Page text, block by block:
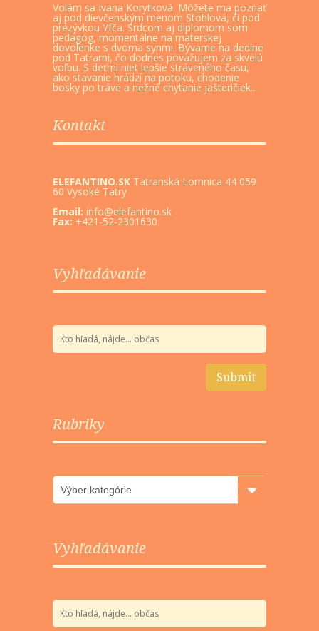
Volám sa Ivana Korytková. Môžete ma poznať
aj pod dievčenským menom Stohlová, či pod
prezývkou Yfča. Srdcom aj diplomom som
pedagóg, momentálne na materskej
dovolenke s dvoma synmi. Bývame na dedine
pod Tatrami, čo dodnes považujem za skvelú
voľbu. S deťmi niet lepšie stráveného času,
ako stavanie hrádzí na potoku, chodenie
bosky po tráve a nežné chytanie jašteričiek...
Kontakt
ELEFANTINO.SK Tatranská Lomnica 44 059
60 Vysoké Tatry
Email: info@elefantino.sk
Fax: +421-52-2301630
Vyhľadávanie
Rubriky
Rubriky
Vyhľadávanie